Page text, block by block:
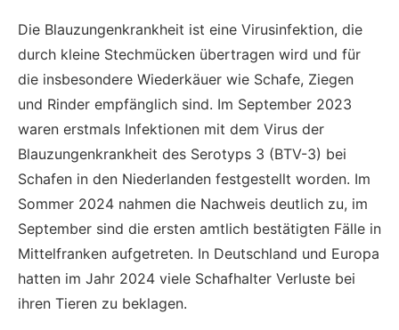
Die Blauzungenkrankheit ist eine Virusinfektion, die
durch kleine Stechmücken übertragen wird und für
die insbesondere Wiederkäuer wie Schafe, Ziegen
und Rinder empfänglich sind. Im September 2023
waren erstmals Infektionen mit dem Virus der
Blauzungenkrankheit des Serotyps 3 (BTV-3) bei
Schafen in den Niederlanden festgestellt worden. Im
Sommer 2024 nahmen die Nachweis deutlich zu, im
September sind die ersten amtlich bestätigten Fälle in
Mittelfranken aufgetreten. In Deutschland und Europa
hatten im Jahr 2024 viele Schafhalter Verluste bei
ihren Tieren zu beklagen.